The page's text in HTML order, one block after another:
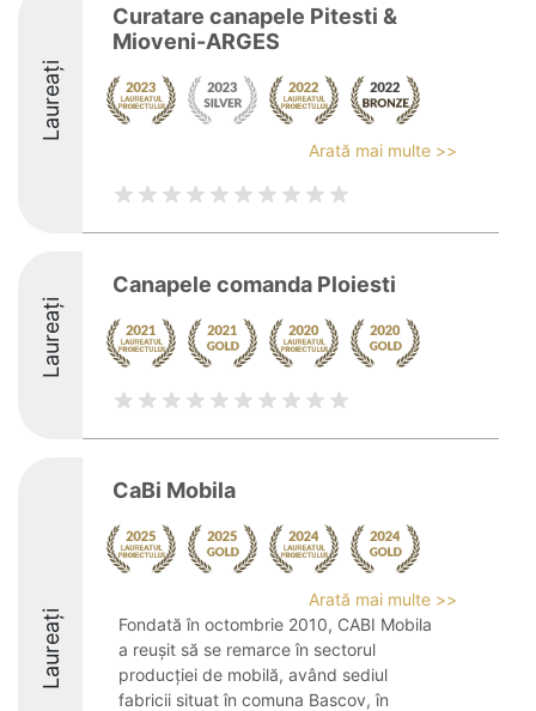
Laureați
Curatare canapele Pitesti &
Mioveni-ARGES
Arată mai multe >>
Laureați
Canapele comanda Ploiesti
Laureați
CaBi Mobila
Arată mai multe >>
Fondată în octombrie 2010, CABI Mobila
a reușit să se remarce în sectorul
producției de mobilă, având sediul
fabricii situat în comuna Bascov, în